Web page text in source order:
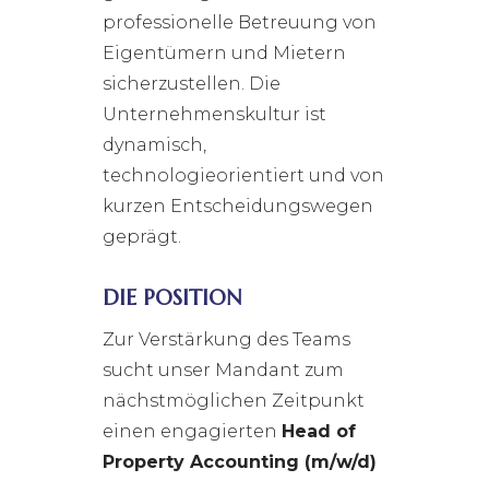
professionelle Betreuung von
Eigentümern und Mietern
sicherzustellen. Die
Unternehmenskultur ist
dynamisch,
technologieorientiert und von
kurzen Entscheidungswegen
geprägt.
DIE POSITION
Zur Verstärkung des Teams
sucht unser Mandant zum
nächstmöglichen Zeitpunkt
einen engagierten Head of
Property Accounting (m/w/d)